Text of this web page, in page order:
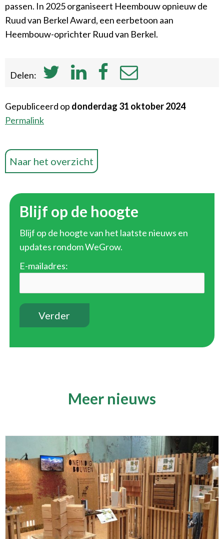
passen. In 2025 organiseert Heembouw opnieuw de
Ruud van Berkel Award, een eerbetoon aan
Heembouw-oprichter Ruud van Berkel.
Delen:
Gepubliceerd op donderdag 31 oktober 2024
Permalink
Naar het overzicht
Blijf op de hoogte
Blijf op de hoogte van het laatste nieuws en
updates rondom WeGrow.
E-mailadres:
Meer nieuws